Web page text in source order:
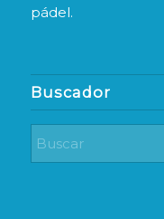
pádel.
Buscador